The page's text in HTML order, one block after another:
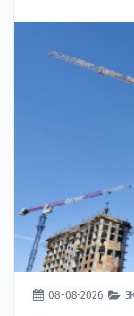
08-08-2026